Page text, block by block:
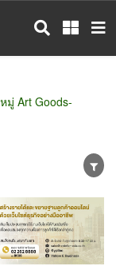
มู่ Art Goods-
แทนจัดจำหน่าย